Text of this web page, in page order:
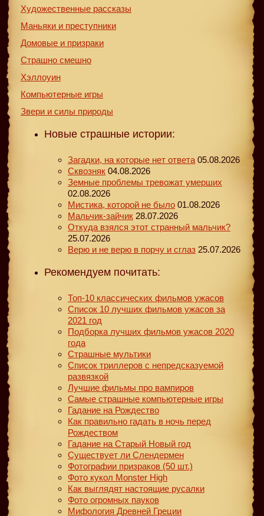
Художественные рассказы
Маньяки и преступники
Домовые и призраки
Страшно смешно
Хэллоуин
Компьютерные игры
Звери и силы природы
Новые страшные истории:
Загадки, на которые нет ответа 05.08.2026
Сквозняк 04.08.2026
Земные проблемы тревожат умерших
02.08.2026
Мистика, которой не было 01.08.2026
Мальчик-зайчик 28.07.2026
Откуда взялся этот странный мальчик?
25.07.2026
Верю и не верю в порчу и сглаз 25.07.2026
Рекомендуем почитать:
Топ-10 классических фильмов ужасов
Список 10 лучших фильмов ужасов за
2021 год
Подборка лучших фильмов ужасов 2020
года
Страшные мультики
Список триллеров с непредсказуемой
развязкой
Лучшие фильмы про вампиров
Самые страшные компьютерные игры
Гадание на Рождество
Как правильно гадать в ночь перед
Рождеством
Гадание на Старый Новый год
Существует ли Слендермен
Фотографии призраков (50 шт.)
Фото кукол Monster High
Как выглядят настоящие русалки
Фото огромных пауков
Мифология Древней Греции